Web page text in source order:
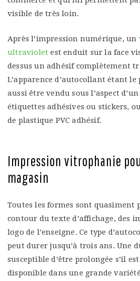
visible de très loin.
Après l’impression numérique, un
ultraviolet est enduit sur la face
dessus un adhésif complètement
L’apparence d’autocollant étant
aussi être vendu sous l’aspect
étiquettes adhésives ou stickers,
de plastique PVC adhésif.
Impression vitrophanie
magasin
Toutes les formes sont quasiment
contour du texte d’affichage, des
logo de l’enseigne. Ce type
peut durer jusqu’à trois ans. Une
susceptible d’être prolongée s’il
disponible dans une grande